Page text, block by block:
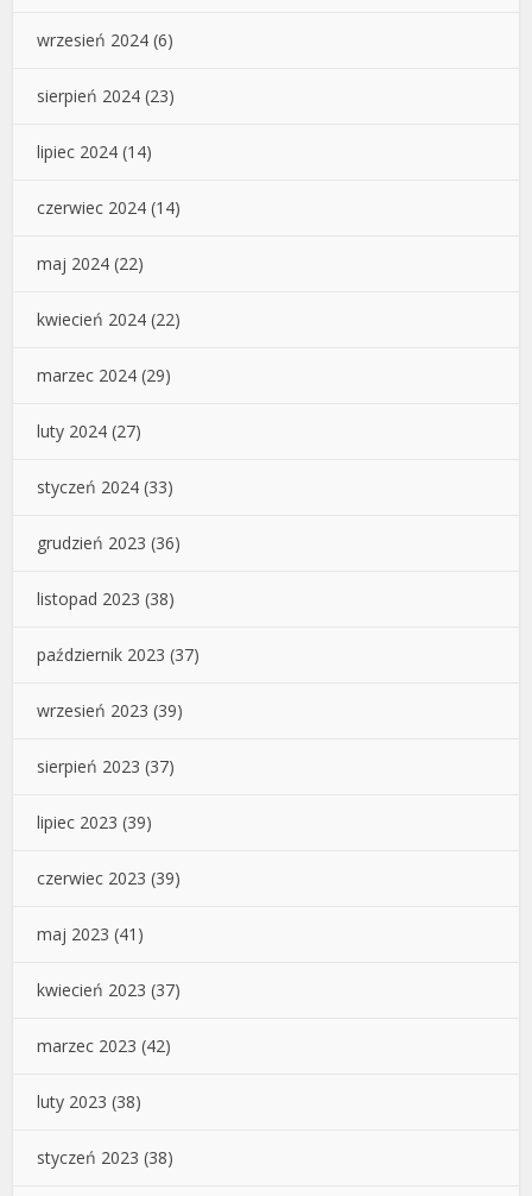
wrzesień 2024 (6)
sierpień 2024 (23)
lipiec 2024 (14)
czerwiec 2024 (14)
maj 2024 (22)
kwiecień 2024 (22)
marzec 2024 (29)
luty 2024 (27)
styczeń 2024 (33)
grudzień 2023 (36)
listopad 2023 (38)
październik 2023 (37)
wrzesień 2023 (39)
sierpień 2023 (37)
lipiec 2023 (39)
czerwiec 2023 (39)
maj 2023 (41)
kwiecień 2023 (37)
marzec 2023 (42)
luty 2023 (38)
styczeń 2023 (38)